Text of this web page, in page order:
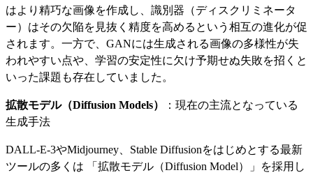
はより精巧な画像を作成し、識別器（ディスクリミネータ
ー）はその欠陥を見抜く精度を高めるという相互の進化が促
されます。一方で、GANには生成される画像の多様性が失
われやすい点や、学習の安定性に欠け予期せぬ失敗を招くと
いった課題も存在していました。
拡散モデル（Diffusion Models）
：現在の主流となっている
生成手法
DALL-E-3やMidjourney、Stable Diffusionをはじめとする最新
ツールの多くは 「拡散モデル（Diffusion Model）」を採用し